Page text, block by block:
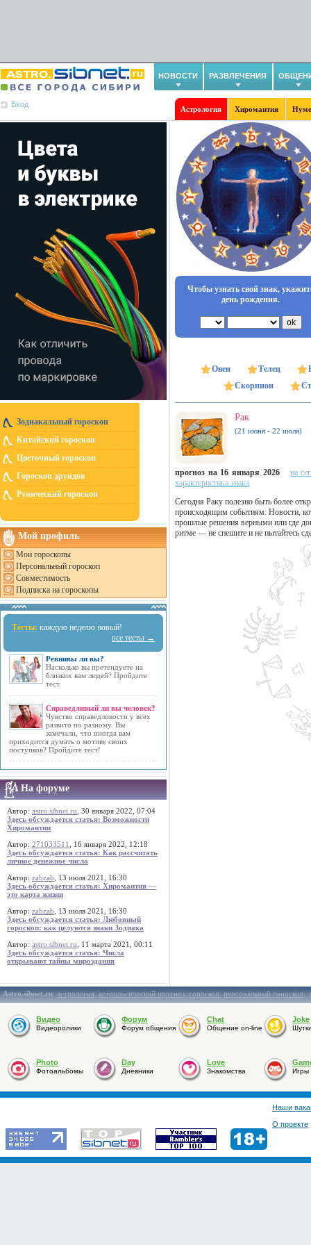
НОВОСТИ РАЗВЛЕЧЕНИЯ
Вход
Астрология Хиромантия
Зодиакальный гороскоп
Китайский гороскоп
Цветочный гороскоп
Гороскоп друидов
Рунический гороскоп
Мой профиль
Мои гороскопы
Персональный гороскоп
Совместимость
Подписка на гороскопы
Тесты: каждую неделю новый!
все тесты →
Ревнивы ли вы?
Насколько вы претендуете на
близких вам людей? Пройдите
тест.
Справедливый ли вы человек?
Чувство справедливости у всех
развито по разному. Вы
замечали, что иногда вам
приходится думать о мотиве своих
поступков? Пройдите тест!
На форуме
Автор: astro.sibnet.ru , 30 января 2022, 07:04
Здесь обсуждается статья: Возможности
Хиромантии
Автор: 271033511
, 16 января 2022, 12:18
Здесь обсуждается статья: Как рассчитать
личное денежное число
Автор: zabzab , 13 июля 2021, 16:30
Здесь обсуждается статья: Хиромантия —
это карта жизни
Автор: zabzab , 13 июля 2021, 16:30
Здесь обсуждается статья: Любовный
гороскоп: как целуются знаки Зодиака
Автор: astro.sibnet.ru , 11 марта 2021, 00:11
Здесь обсуждается статья: Числа
открывают тайны мироздания
Чтобы узнать свой знак,
день рождения.
Овен Телец
Скорпион
Рак
(21 июня - 22 июля)
прогноз на 16 января 2026
на
характеристика знака
Сегодня Раку полезно быть более
происходящим событиям. Новости,
прошлые решения верными или где
ритме — не спешите и не пытайтесь
Astro.sibnet.ru:астрология,астрологический прогноз,гороскоп,персональный гороскоп,
Видео
Видеоролики
Форум
Форум общения
Chat
Общение on-line
Joke
Photo
Фотоальбомы
Day
Дневники
Love
Знакомства Игры
Наши
О проекте